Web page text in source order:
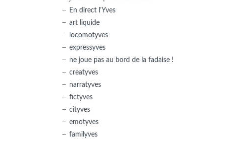
En direct l'Yves
art liquide
locomotyves
expressyves
ne joue pas au bord de la fadaise !
creatyves
narratyves
fictyves
cityves
emotyves
familyves